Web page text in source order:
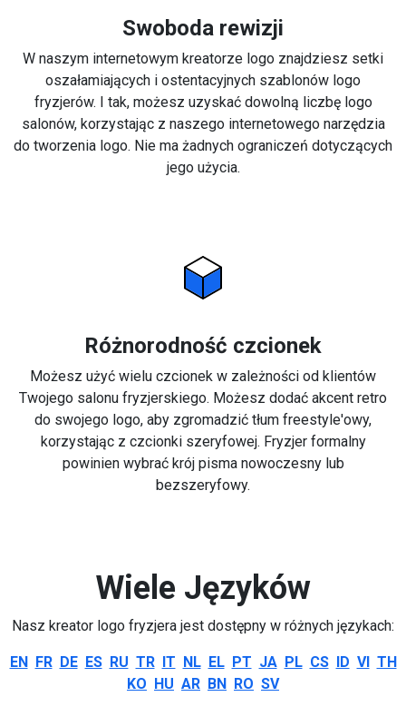
Swoboda rewizji
W naszym internetowym kreatorze logo znajdziesz setki
oszałamiających i ostentacyjnych szablonów logo
fryzjerów. I tak, możesz uzyskać dowolną liczbę logo
salonów, korzystając z naszego internetowego narzędzia
do tworzenia logo. Nie ma żadnych ograniczeń dotyczących
jego użycia.
Różnorodność czcionek
Możesz użyć wielu czcionek w zależności od klientów
Twojego salonu fryzjerskiego. Możesz dodać akcent retro
do swojego logo, aby zgromadzić tłum freestyle'owy,
korzystając z czcionki szeryfowej. Fryzjer formalny
powinien wybrać krój pisma nowoczesny lub
bezszeryfowy.
Wiele Języków
Nasz kreator logo fryzjera jest dostępny w różnych językach:
EN FR DE ES RU TR IT NL EL PT JA PL CS ID VI TH
KO HU AR BN RO SV